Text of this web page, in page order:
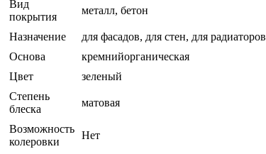
Вид
покрытия
металл, бетон
Назначение
для фасадов, для стен, для
Основа
кремнийорганическая
Цвет
зеленый
Степень
блеска
матовая
Возможность
колеровки
Нет